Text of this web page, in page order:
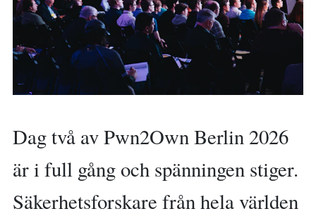
Dag två av Pwn2Own Berlin 2026
är i full gång och spänningen stiger.
Säkerhetsforskare från hela världen